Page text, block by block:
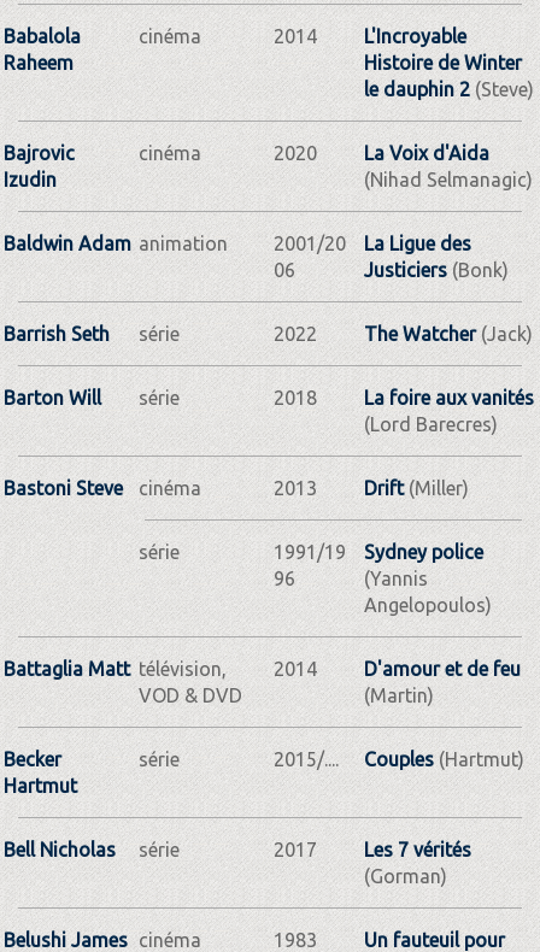
Babalola
Raheem
cinéma 2014
L'Incroyable
Histoire de Winter
le dauphin 2(Steve)
Bajrovic
Izudin
cinéma 2020
La Voix d'Aida
(Nihad Selmanagic)
Baldwin Adam animation
2001/20
06
La Ligue des
Justiciers(Bonk)
Barrish Seth série 2022 The Watcher(Jack)
Barton Will série 2018
La foire aux vanités
(Lord Barecres)
Bastoni Steve cinéma 2013 Drift(Miller)
série
1991/19
96
Sydney police
(Yannis
Angelopoulos)
Battaglia Matt télévision,
VOD & DVD
2014
D'amour et de feu
(Martin)
Becker
Hartmut
série 2015/.... Couples(Hartmut)
Bell Nicholas série 2017
Les 7 vérités
(Gorman)
Belushi James cinéma 1983
Un fauteuil pour